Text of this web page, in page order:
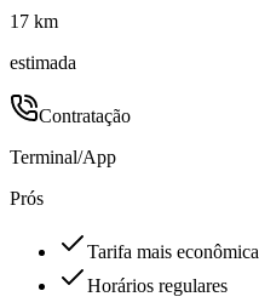
17 km
estimada
Contratação
Terminal/App
Prós
Tarifa mais econômica
Horários regulares